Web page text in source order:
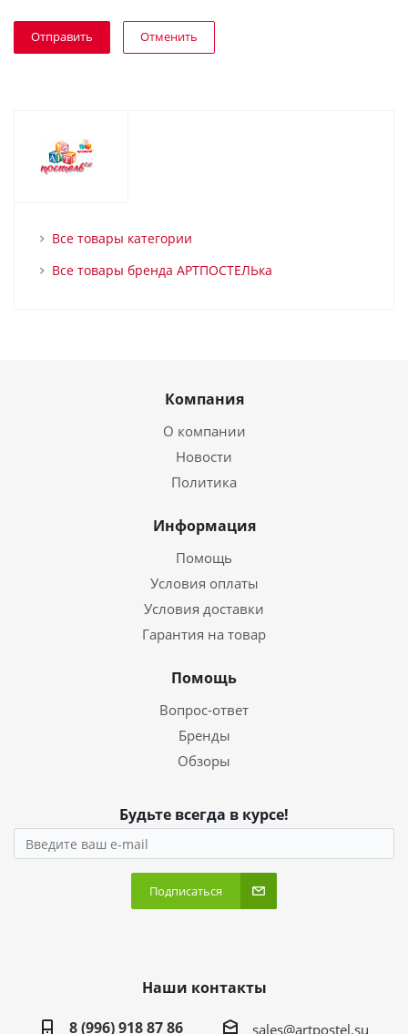
Отменить
Все товары категории
Все товары бренда АРТПОСТЕЛЬка
Компания
О компании
Новости
Политика
Информация
Помощь
Условия оплаты
Условия доставки
Гарантия на товар
Помощь
Вопрос-ответ
Бренды
Обзоры
Будьте всегда в курсе!
Подписаться
Наши контакты
8 (996) 918 87 86
sales@artpostel.su